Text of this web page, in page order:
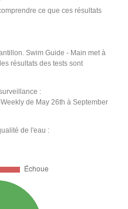
ce que ces résultats
Swim Guide - Main met à
résultats des tests sont
:
de May 26th à September
de l'eau :